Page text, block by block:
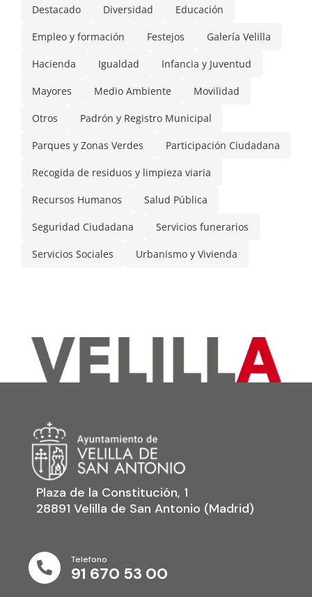
Destacado Diversidad Educación
Empleo y formación Festejos Galería Velilla
Hacienda Igualdad Infancia y Juventud
Mayores Medio Ambiente Movilidad
Otros Padrón y Registro Municipal
Parques y Zonas Verdes Participación Ciudadana
Recogida de residuos y limpieza viaria
Recursos Humanos Salud Pública
Seguridad Ciudadana Servicios funerarios
Servicios Sociales Urbanismo y Vivienda
Plaza de la Constitución, 1
28891 Velilla de San Antonio (Madrid)

Telefono
91 670 53 00